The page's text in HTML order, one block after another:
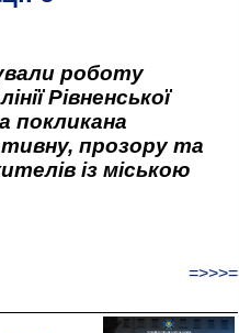
роботу
Рівненської
покликана
прозору та
із міською
=>>>=